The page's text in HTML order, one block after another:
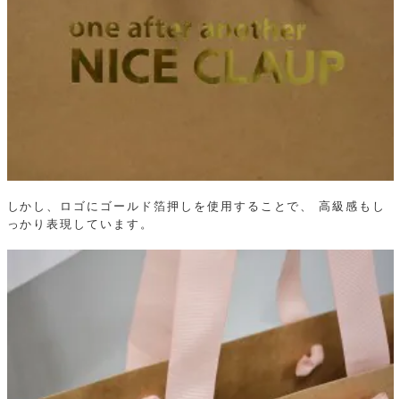
しかし、ロゴにゴールド箔押しを使用することで、 高級感もし
っかり表現しています。